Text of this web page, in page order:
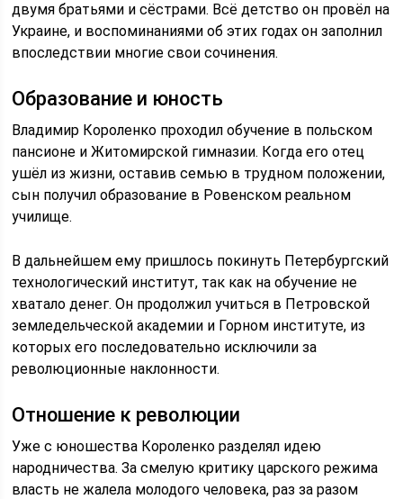
двумя братьями и сёстрами. Всё детство он провёл на
Украине, и воспоминаниями об этих годах он заполнил
впоследствии многие свои сочинения.
Образование и юность
Владимир Короленко проходил обучение в польском
пансионе и Житомирской гимназии. Когда его отец
ушёл из жизни, оставив семью в трудном положении,
сын получил образование в Ровенском реальном
училище.
В дальнейшем ему пришлось покинуть Петербургский
технологический институт, так как на обучение не
хватало денег. Он продолжил учиться в Петровской
земледельческой академии и Горном институте, из
которых его последовательно исключили за
революционные наклонности.
Отношение к революции
Уже с юношества Короленко разделял идею
народничества. За смелую критику царского режима
власть не жалела молодого человека, раз за разом